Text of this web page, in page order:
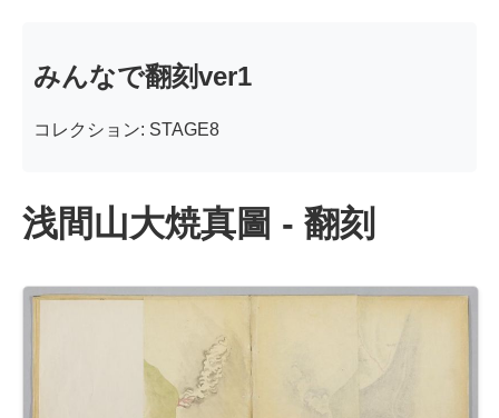
みんなで翻刻ver1
コレクション: STAGE8
浅間山大焼真圖 - 翻刻